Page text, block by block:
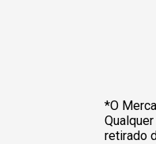
*O
retirado